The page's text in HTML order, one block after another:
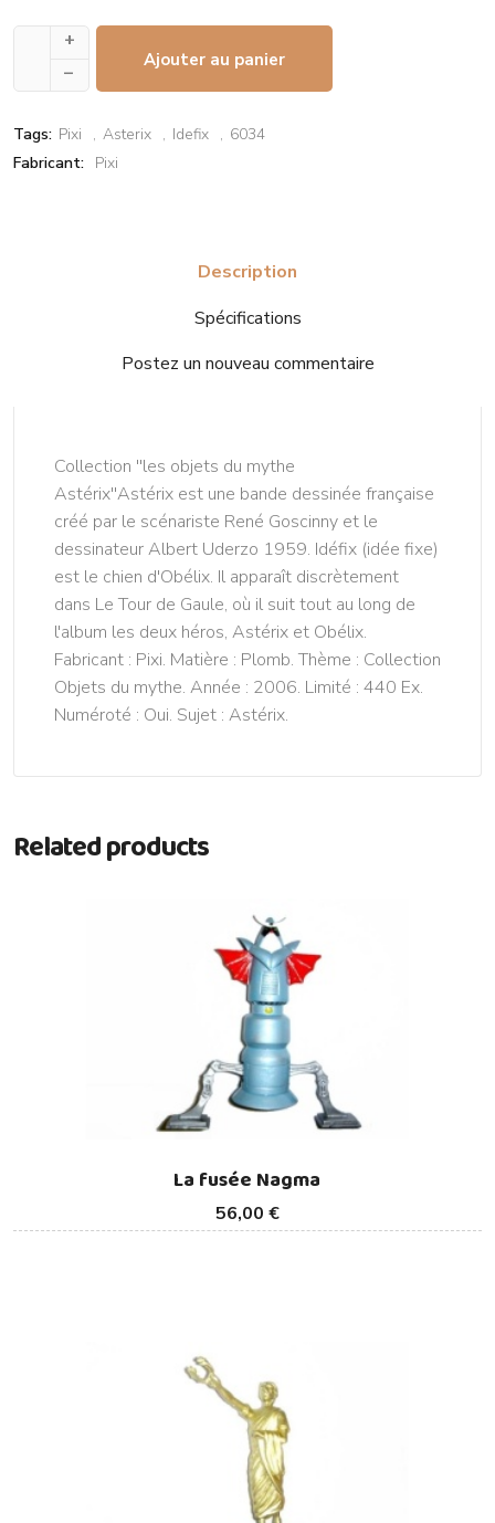
+
–
Ajouter au panier
Tags: Pixi Asterix Idefix
6034
Fabricant: Pixi
Description
Spécifications
Postez un nouveau commentaire
Collection ''les objets du mythe
Astérix''Astérix est une bande dessinée française
créé par le scénariste René Goscinny et le
dessinateur Albert Uderzo 1959. Idéfix (idée fixe)
est le chien d'Obélix. Il apparaît discrètement
dans Le Tour de Gaule, où il suit tout au long de
l'album les deux héros, Astérix et Obélix.
Fabricant : Pixi. Matière : Plomb. Thème : Collection
Objets du mythe. Année : 2006. Limité : 440 Ex.
Numéroté : Oui. Sujet : Astérix.
Related products
56,00 €
La fusée Nagma